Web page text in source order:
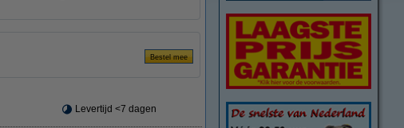
Levertijd <7 dagen